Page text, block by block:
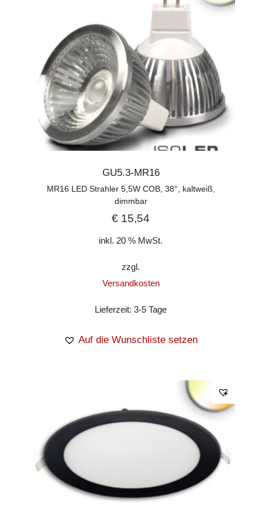
GU5.3-MR16
MR16 LED Strahler 5,5W COB, 38°, kaltweiß,
dimmbar
€ 15,54
inkl. 20 % MwSt.
zzgl.
Versandkosten
Lieferzeit:3-5 Tage
Auf die Wunschliste setzen